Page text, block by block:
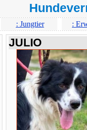
: Jungtier :
JULIO